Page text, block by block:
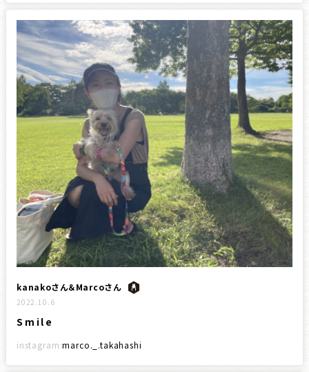
kanakoさん＆Marcoさん
2022.10.6
Smile
instagram:marco._.takahashi